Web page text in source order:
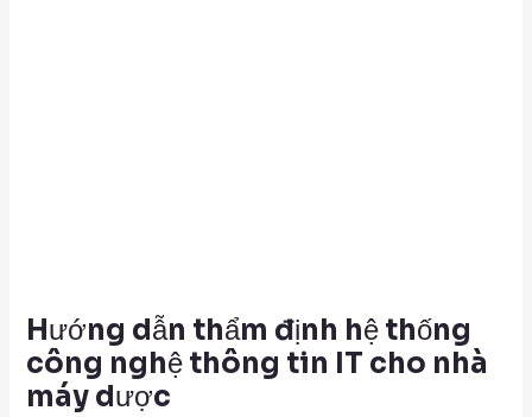
Hướng dẫn thẩm định hệ thống
công nghệ thông tin IT cho nhà
máy dược